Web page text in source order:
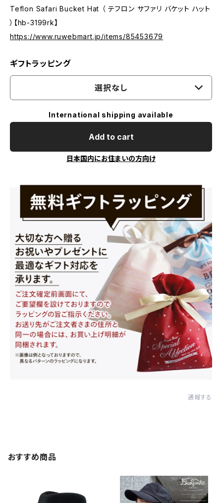
Teflon Safari Bucket Hat （ テフロン サファリ バケット ハット
）【hb-3199rk】
https://www.ruwebmart.jp/items/85453679
ギフトラッピング
選択なし
International shipping available
Add to cart
日本国内にお住まいの方向け
通報する
おすすめ商品